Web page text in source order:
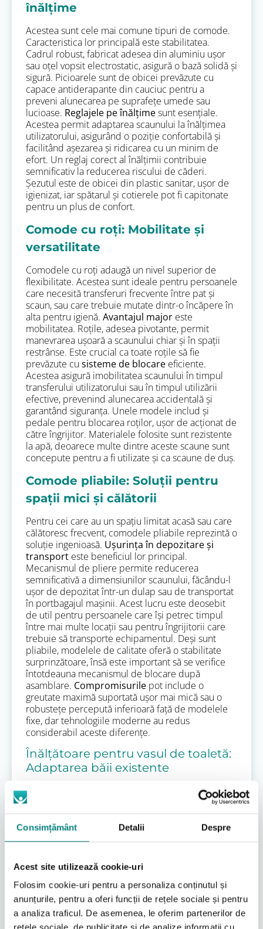
Consimțământ Detalii Despre
Acest site utilizează cookie-uri
Folosim cookie-uri pentru a personaliza conținutul și
anunțurile, pentru a oferi funcții de rețele sociale și pentru
a analiza traficul. De asemenea, le oferim partenerilor de
înălțime
Acestea sunt cele mai comune tipuri de comode.
Caracteristica lor principală este stabilitatea.
Cadrul robust, fabricat adesea din aluminiu ușor
sau oțel vopsit electrostatic, asigură o bază solidă și
sigură. Picioarele sunt de obicei prevăzute cu
capace antiderapante din cauciuc pentru a
preveni alunecarea pe suprafețe umede sau
lucioase. Reglajele pe înălțimesunt esențiale.
Acestea permit adaptarea scaunului la înălțimea
utilizatorului, asigurând o poziție confortabilă și
facilitând așezarea și ridicarea cu un minim de
efort. Un reglaj corect al înălțimii contribuie
semnificativ la reducerea riscului de căderi.
Șezutul este de obicei din plastic sanitar, ușor de
igienizat, iar spătarul și cotierele pot fi capitonate
pentru un plus de confort.
Comode cu roți: Mobilitate și
versatilitate
Comodele cu roți adaugă un nivel superior de
flexibilitate. Acestea sunt ideale pentru persoanele
care necesită transferuri frecvente între pat și
scaun, sau care trebuie mutate dintr-o încăpere în
alta pentru igienă. Avantajul major este
mobilitatea. Roțile, adesea pivotante, permit
manevrarea ușoară a scaunului chiar și în spații
restrânse. Este crucial ca toate roțile să fie
prevăzute cu sisteme de blocare eficiente.
Acestea asigură imobilitatea scaunului în timpul
transferului utilizatorului sau în timpul utilizării
efective, prevenind alunecarea accidentală și
garantând siguranța. Unele modele includ și
pedale pentru blocarea roților, ușor de acționat de
către îngrijitor. Materialele folosite sunt rezistente
la apă, deoarece multe dintre aceste scaune sunt
concepute pentru a fi utilizate și ca scaune de duș.
Comode pliabile: Soluții pentru
spații mici și călătorii
Pentru cei care au un spațiu limitat acasă sau care
călătoresc frecvent, comodele pliabile reprezintă o
soluție ingenioasă. Ușurința în depozitare și
transport este beneficiul lor principal.
Mecanismul de pliere permite reducerea
semnificativă a dimensiunilor scaunului, făcându-l
ușor de depozitat într-un dulap sau de transportat
în portbagajul mașinii. Acest lucru este deosebit
de util pentru persoanele care își petrec timpul
între mai multe locații sau pentru îngrijitorii care
trebuie să transporte echipamentul. Deși sunt
pliabile, modelele de calitate oferă o stabilitate
surprinzătoare, însă este important să se verifice
întotdeauna mecanismul de blocare după
asamblare. Compromisurile pot include o
greutate maximă suportată ușor mai mică sau o
robustețe percepută inferioară față de modelele
fixe, dar tehnologiile moderne au redus
considerabil aceste diferențe.
Înălțătoare pentru vasul de toaletă:
Adaptarea băii existente
Pentru multe persoane, provocarea nu este
neapărat distanța până la toaletă, ci dificultatea de
a se așeza și de a se ridica de pe vasul de toaletă
standard, care este adesea prea jos. Înălțătoarele
pentru vasul de toaletă oferă o soluție simplă, dar
Concept și necesitate
Un înălțător de toaletă este un dispozitiv care se
montează direct pe vasul de toaletă existent,
ridicând nivelul șezutului cu câțiva centimetri.